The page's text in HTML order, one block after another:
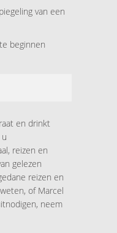
van een
beginnen
en drinkt
reizen en
gelezen
reizen en
of Marcel
neem